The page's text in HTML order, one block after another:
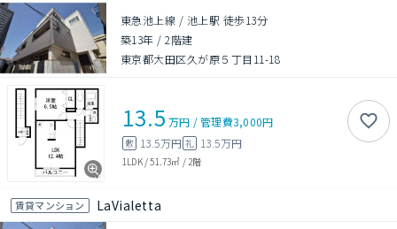
東急池上線 / 池上駅 徒歩13分
築13年 /2階建
東京都大田区久が原５丁目11-18
13.5 万円 /管理費3,000円
敷 13.5万円 礼 13.5万円
1LDK/51.73㎡ / 2階
賃貸マンション LaVialetta